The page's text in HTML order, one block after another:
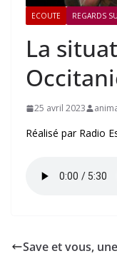
ECOUTE REGARDS
La
25 avril 2023
Réalisé par Radio
Save et vous,